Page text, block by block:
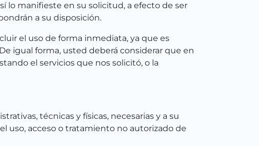
lo manifieste en su solicitud, a efecto de ser
a su disposición.
el uso de forma inmediata, ya que es
igual forma, usted deberá considerar que en
el servicios que nos solicitó, o la
técnicas y físicas, necesarias y a su
uso, acceso o tratamiento no autorizado de